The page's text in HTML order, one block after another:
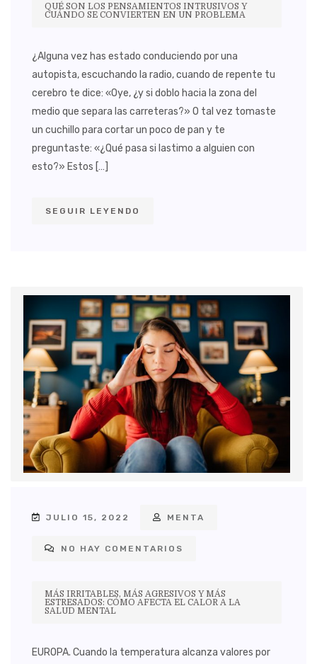
QUÉ SON LOS PENSAMIENTOS INTRUSIVOS Y
CUÁNDO SE CONVIERTEN EN UN PROBLEMA
¿Alguna vez has estado conduciendo por una
autopista, escuchando la radio, cuando de repente tu
cerebro te dice: «Oye, ¿y si doblo hacia la zona del
medio que separa las carreteras?» O tal vez tomaste
un cuchillo para cortar un poco de pan y te
preguntaste: «¿Qué pasa si lastimo a alguien con
esto?» Estos […]
SEGUIR LEYENDO
JULIO 15, 2022 MENTA
NO HAY COMENTARIOS
MÁS IRRITABLES, MÁS AGRESIVOS Y MÁS
ESTRESADOS: CÓMO AFECTA EL CALOR A LA
SALUD MENTAL
EUROPA. Cuando la temperatura alcanza valores por